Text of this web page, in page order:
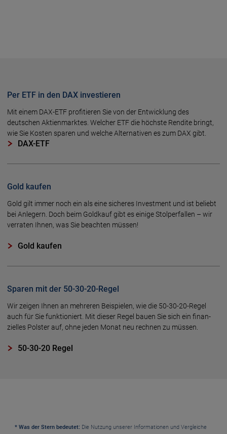
Per ETF in den DAX investieren
Mit einem DAX-ETF profitieren Sie von der Entwicklung des
deutschen Aktienmarktes. Welcher ETF die höchste Rendite bringt,
wie Sie Kosten sparen und welche Alternativen es zum DAX gibt.
DAX-ETF
Gold kaufen
Gold gilt immer noch ein als eine sicheres Investment und ist beliebt
bei Anlegern. Doch beim Goldkauf gibt es einige Stolperfallen – wir
verraten Ihnen, was Sie beachten müssen!
Gold kaufen
Sparen mit der 50-30-20-Regel
Wir zeigen Ihnen an mehre­ren Beispie­len, wie die 50-30-20-Regel
auch für Sie funk­tio­niert. Mit dieser Regel bauen Sie sich ein finan­
ziel­les Pols­ter auf, ohne jeden Monat neu rech­nen zu müs­sen.
50-30-20 Regel
* Was der Stern bedeutet: Die Nutzung unserer Informationen und Vergleiche